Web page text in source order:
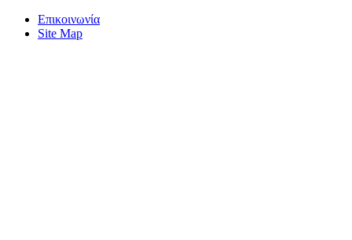
Επικοινωνία
Site Map